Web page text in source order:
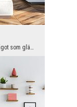
Himlen har något extraordinärt med sig, något som gläder, lugnar men också lockar ögat. Förmodlig...